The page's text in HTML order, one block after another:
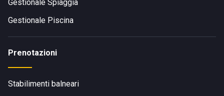
Gestionale Spiaggia
Gestionale Piscina
Prenotazioni
Stabilimenti balneari